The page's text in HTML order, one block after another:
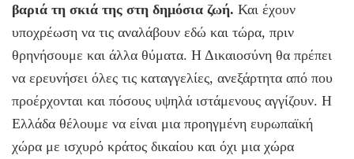
βαριά τη σκιά της στη δημόσια ζωή. Και έχουν
υποχρέωση να τις αναλάβουν εδώ και τώρα, πριν
θρηνήσουμε και άλλα θύματα. Η Δικαιοσύνη θα πρέπει
να ερευνήσει όλες τις καταγγελίες, ανεξάρτητα από που
προέρχονται και πόσους υψηλά ιστάμενους αγγίζουν. Η
Ελλάδα θέλουμε να είναι μια προηγμένη ευρωπαϊκή
χώρα με ισχυρό κράτος δικαίου και όχι μια χώρα